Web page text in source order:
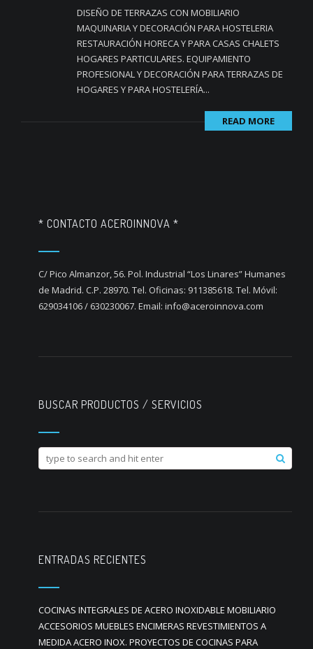
DISEÑO DE TERRAZAS CON MOBILIARIO
MAQUINARIA Y DECORACIÓN PARA HOSTELERIA
RESTAURACIÓN HORECA Y PARA CASAS CHALETS
HOGARES PARTICULARES. EQUIPAMIENTO
PROFESIONAL Y DECORACIÓN PARA TERRAZAS DE
HOGARES Y PARA HOSTELERÍA...
READ MORE
* CONTACTO ACEROINNOVA *
C/ Pico Almanzor, 56. Pol. Industrial “Los Linares” Humanes
de Madrid. C.P. 28970. Tel. Oficinas: 911385618. Tel. Móvil:
629034106 / 630230067. Email: info@aceroinnova.com
BUSCAR PRODUCTOS / SERVICIOS
ENTRADAS RECIENTES
COCINAS INTEGRALES DE ACERO INOXIDABLE MOBILIARIO
ACCESORIOS MUEBLES ENCIMERAS REVESTIMIENTOS A
MEDIDA ACERO INOX. PROYECTOS DE COCINAS PARA